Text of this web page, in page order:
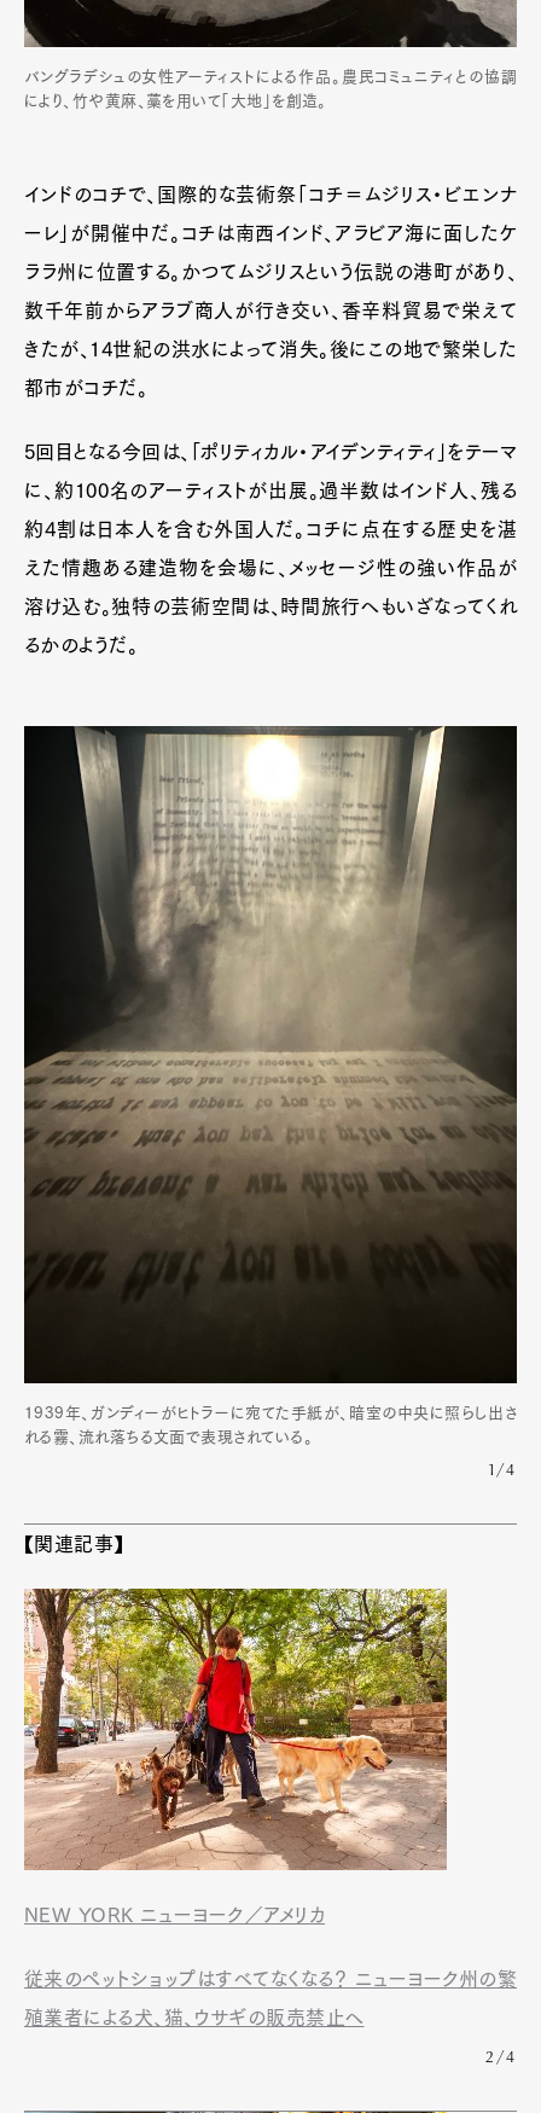
バングラデシュの女性アーティストによる作品。農民コミュニティとの協調
により、竹や黄麻、藁を用いて「大地」を創造。
インドのコチで、国際的な芸術祭「コチ＝ムジリス・ビエンナ
ーレ」が開催中だ。コチは南西インド、アラビア海に面したケ
ララ州に位置する。かつてムジリスという伝説の港町があり、
数千年前からアラブ商人が行き交い、香辛料貿易で栄えて
きたが、14世紀の洪水によって消失。後にこの地で繁栄した
都市がコチだ。
5回目となる今回は、「ポリティカル・アイデンティティ」をテーマ
に、約100名のアーティストが出展。過半数はインド人、残る
約4割は日本人を含む外国人だ。コチに点在する歴史を湛
えた情趣ある建造物を会場に、メッセージ性の強い作品が
溶け込む。独特の芸術空間は、時間旅行へもいざなってくれ
るかのようだ。
1939年、ガンディーがヒトラーに宛てた手紙が、暗室の中央に照らし出さ
れる霧、流れ落ちる文面で表現されている。
1/4
【関連記事】
NEW YORK ニューヨーク／アメリカ
従来のペットショップはすべてなくなる？ ニューヨーク州の繁
殖業者による犬、猫、ウサギの販売禁止へ
2/4